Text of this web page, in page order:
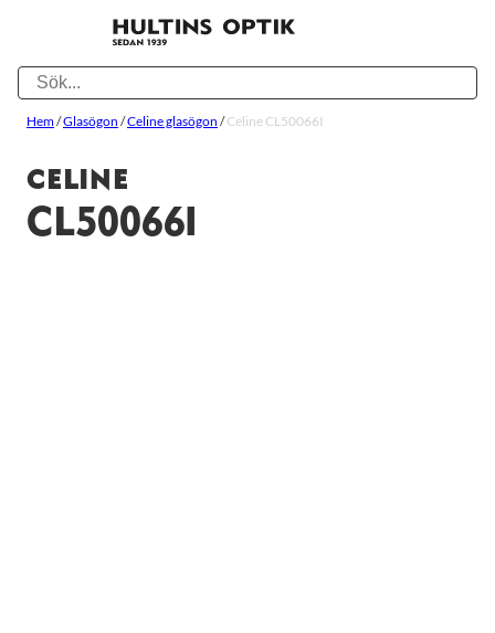
Hem/Glasögon /Celine glasögon /Celine CL50066I
CELINE
CL50066I